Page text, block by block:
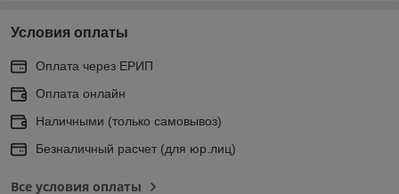
Условия оплаты
Оплата через ЕРИП
Оплата онлайн
Наличными (только самовывоз)
Безналичный расчет (для юр.лиц)
Все условия оплаты